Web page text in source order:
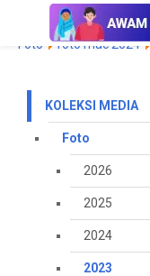
Laman Utama Media
Foto
foto mac 2024
KOLEKSI MEDIA
Foto
2026
2025
2024
2023